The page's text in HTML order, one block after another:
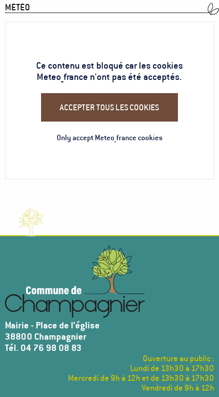
MÉTÉO
Ce contenu est bloqué car les cookies
Meteo_france n'ont pas été acceptés.
ACCEPTER TOUS LES COOKIES
Only accept Meteo_france cookies
Mairie - Place de l’église
38800 Champagnier
Tél. 04 76 98 08 83
Ouverture au public :
Lundi de 13h30 à 17h30
Mercredi de 9h à 12h et de 13h30 à 17h30
Vendredi de 9h à 12h